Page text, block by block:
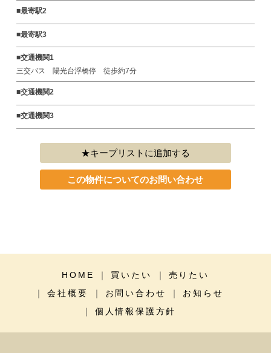
■最寄駅2
■最寄駅3
■交通機関1
三交バス 陽光台浮橋停 徒歩約7分
■交通機関2
■交通機関3
キープリストに追加する
この物件についてのお問い合わせ
HOME 買いたい
売りたい
会社概要
お問い合わせ
お知らせ
個人情報保護方針